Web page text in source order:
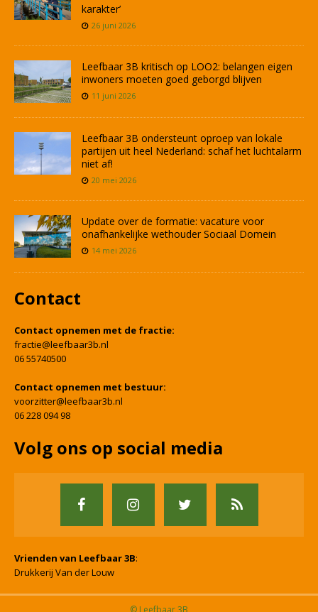
karakter’
26 juni 2026
Leefbaar 3B kritisch op LOO2: belangen eigen
inwoners moeten goed geborgd blijven
11 juni 2026
Leefbaar 3B ondersteunt oproep van lokale
partijen uit heel Nederland: schaf het luchtalarm
niet af!
20 mei 2026
Update over de formatie: vacature voor
onafhankelijke wethouder Sociaal Domein
14 mei 2026
Contact
Contact opnemen met de fractie:
fractie@leefbaar3b.nl
06 55740500
Contact opnemen met bestuur:
voorzitter@leefbaar3b.nl
06 228 094 98
Volg ons op social media
Vrienden van Leefbaar 3B:
Drukkerij Van der Louw
© Leefbaar 3B